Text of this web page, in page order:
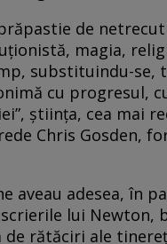
de
magia,
substituindu-se,
cu progresul,
știința, cea mai
Chris Gosden,
adesea, în
lui Newton,
rătăciri ale